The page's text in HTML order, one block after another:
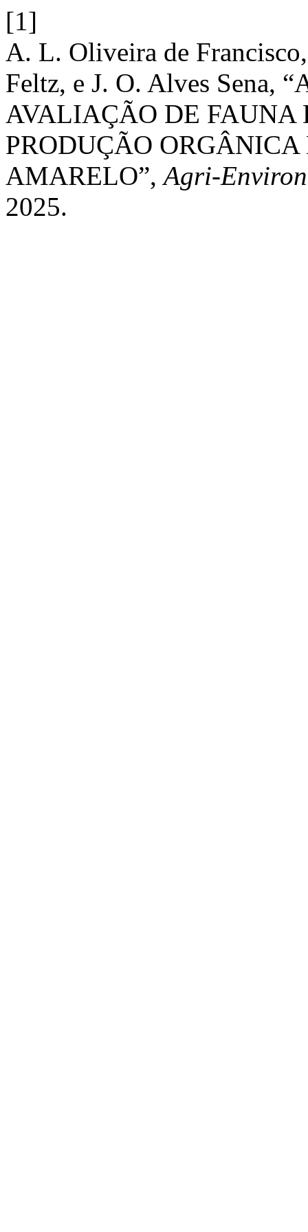
[1]
A. L. Oliveira de
Feltz, e J. O. Alves Sena,
AVALIAÇÃO DE FAUNA
PRODUÇÃO
AMARELO”,Agri-
2025.